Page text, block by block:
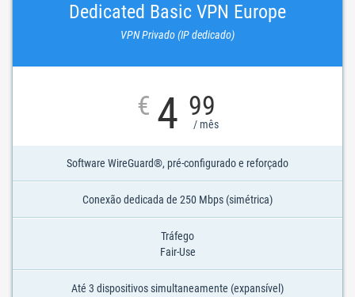
Dedicated Basic VPN Europe
VPN Privado (IP dedicado)
€ 4 99
/ mês
Software WireGuard®, pré-configurado e reforçado
Conexão dedicada de 250 Mbps (simétrica)
Tráfego
Fair-Use
Até 3 dispositivos simultaneamente (expansível)